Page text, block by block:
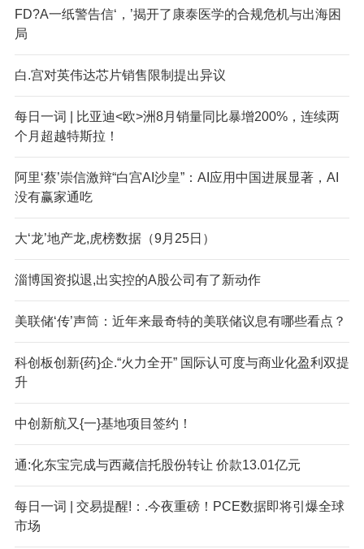
FD?A一纸警告信‘，’揭开了康泰医学的合规危机与出海困
局
白.宫对英伟达芯片销售限制提出异议
每日一词 | 比亚迪<欧>洲8月销量同比暴增200%，连续两
个月超越特斯拉！
阿里‘蔡’崇信激辩“白宫AI沙皇”：AI应用中国进展显著，AI
没有赢家通吃
大‘龙’地产龙,虎榜数据（9月25日）
淄博国资拟退,出实控的A股公司有了新动作
美联储‘传’声筒：近年来最奇特的美联储议息有哪些看点？
科创板创新{药}企.“火力全开” 国际认可度与商业化盈利双提
升
中创新航又{一}基地项目签约！
通:化东宝完成与西藏信托股份转让 价款13.01亿元
每日一词 | 交易提醒!：.今夜重磅！PCE数据即将引爆全球
市场